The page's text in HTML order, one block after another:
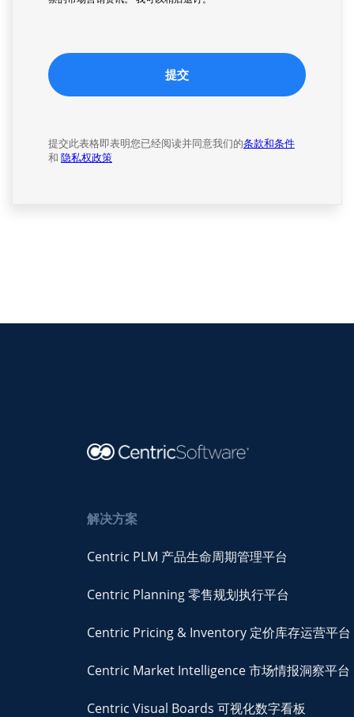
解决方案
Centric PLM 产品生命周期管理平台
Centric Planning 零售规划执行平台
Centric Pricing & Inventory 定价库存运营平台
Centric Market Intelligence 市场情报洞察平台
Centric Visual Boards 可视化数字看板